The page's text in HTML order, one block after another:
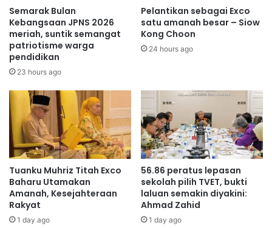
P
a
r
l
i
e
n
R
a
s
a
h
I
H
A
T
A
N
A
R
U
-
P
A
R
U
:
B
u
Semarak Bulan
Kebangsaan JPNS 2026
meriah, suntik semangat
patriotisme warga
pendidikan
23 hours ago
Pelantikan sebagai Exco
satu amanah besar – Siow
Kong Choon
24 hours ago
Tuanku Muhriz Titah Exco
Baharu Utamakan
Amanah, Kesejahteraan
Rakyat
1 day ago
56.86 peratus lepasan
sekolah pilih TVET, bukti
laluan semakin diyakini:
Ahmad Zahid
1 day ago